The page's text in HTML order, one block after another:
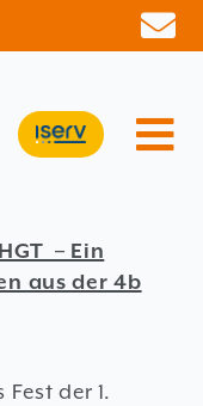
– Ein
aus der 4b
der 1.